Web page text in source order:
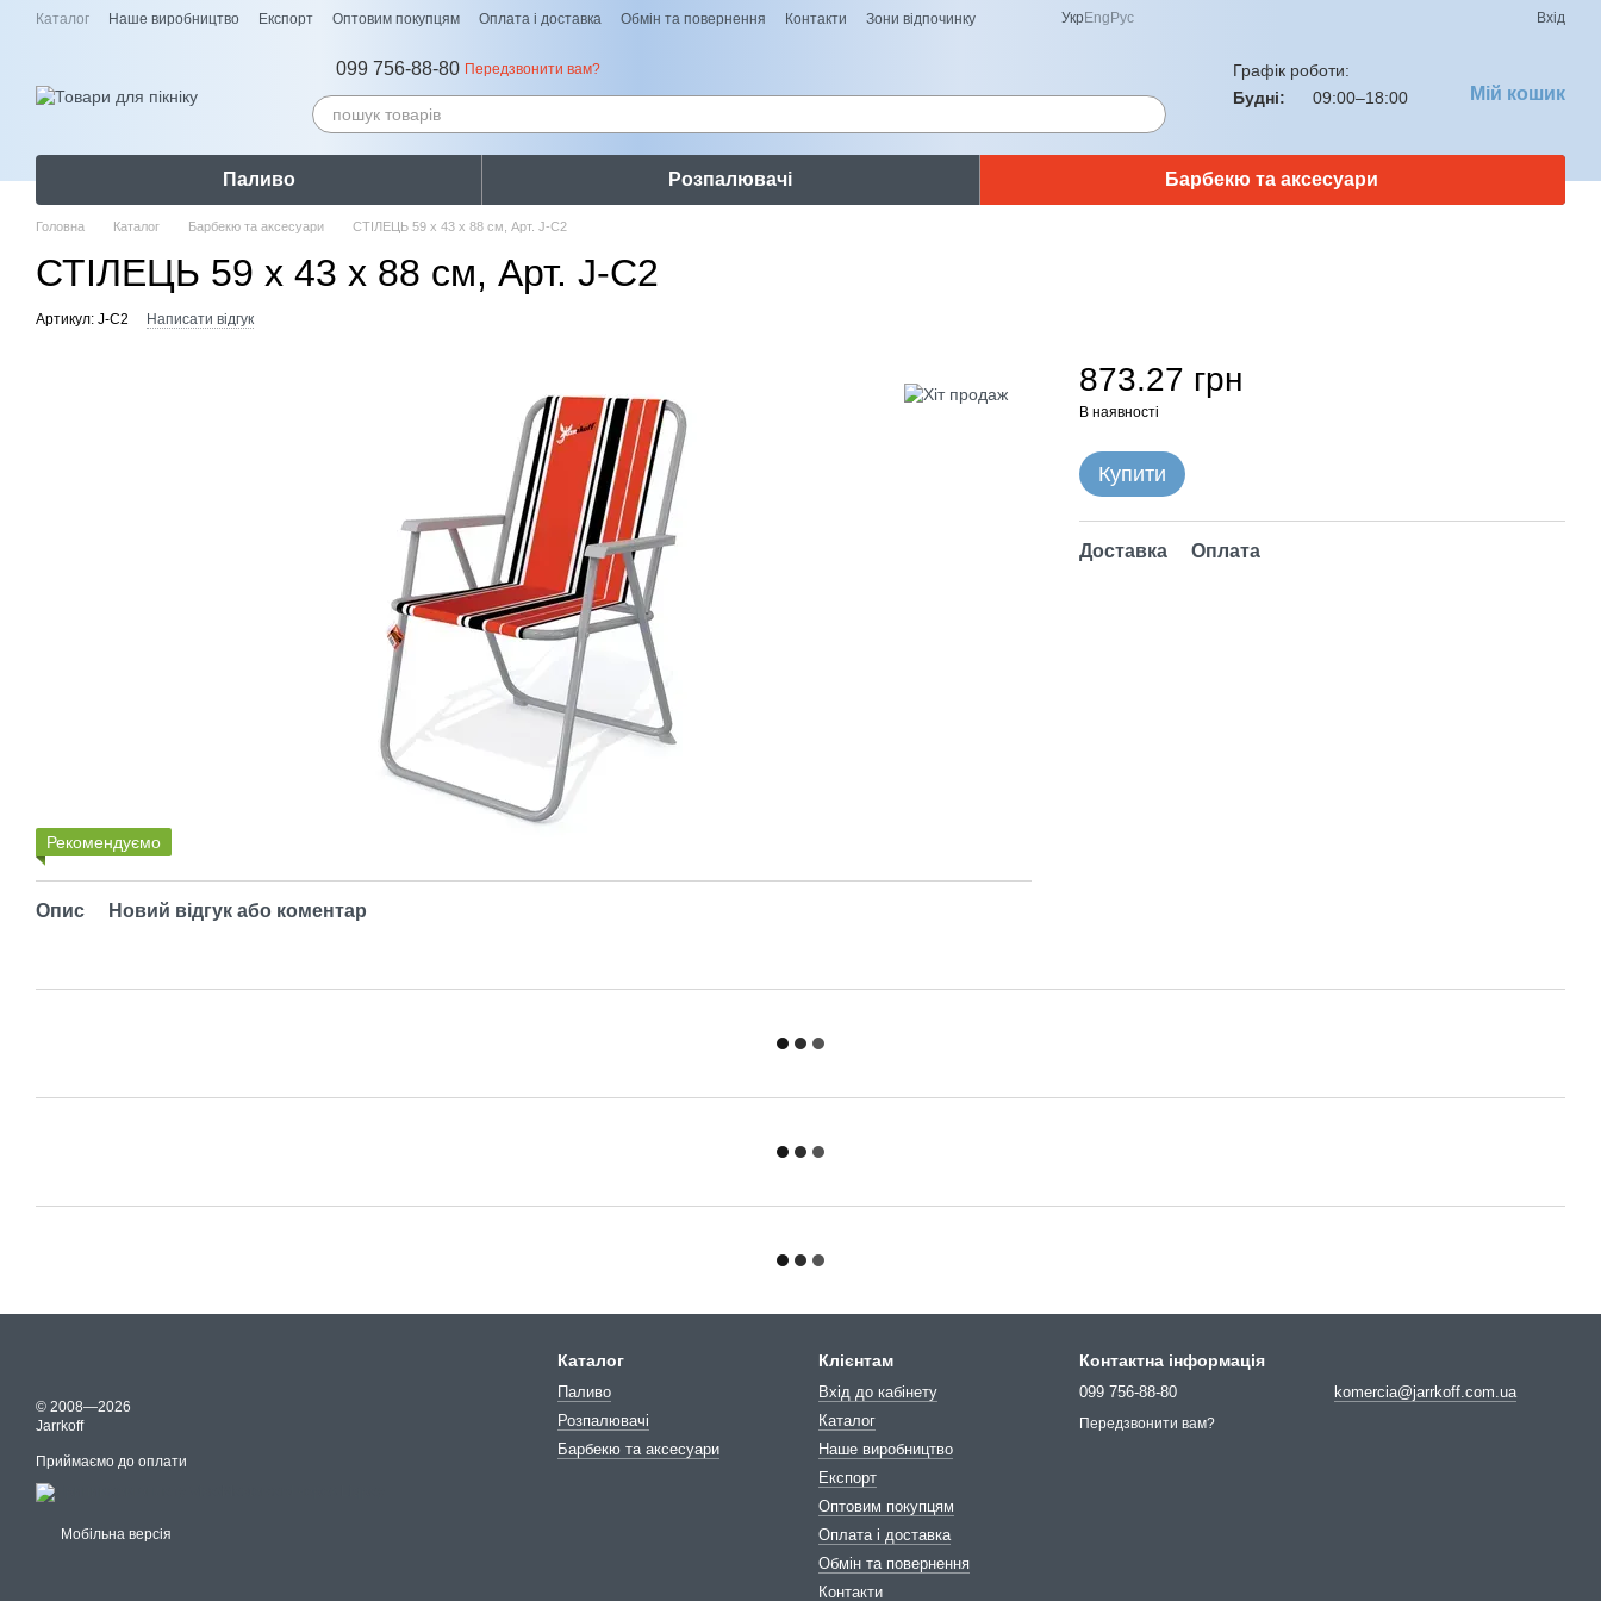
Перейти до основного контенту
Каталог Наше виробництво Експорт Оптовим покупцям Оплата і доставка Обмін та повернення Контакти Зони відпочинку Укр Eng Рус Вхід
099 756-88-80 Передзвонити вам?
Графік роботи:
Будні:
09:00–18:00 Мій кошик
Паливо Розпалювачі Барбекю та аксесуари
Головна Каталог Барбекю та аксесуари СТІЛЕЦЬ 59 х 43 х 88 см, Арт. J-C2
СТІЛЕЦЬ 59 х 43 х 88 см, Арт. J-C2
Артикул: J-C2 Написати відгук
Рекомендуємо
Опис Новий відгук або коментар
873.27 грн
В наявності
Купити
Доставка Оплата
© 2008—2026
Jarrkoff
Приймаємо до оплати
Мобільна версія
Каталог
Паливо
Розпалювачі
Барбекю та аксесуари
Клієнтам
Вхід до кабінету
Каталог
Наше виробництво
Експорт
Оптовим покупцям
Оплата і доставка
Обмін та повернення
Контакти
Контактна інформація
099 756-88-80
Передзвонити вам?
komercia@jarrkoff.com.ua